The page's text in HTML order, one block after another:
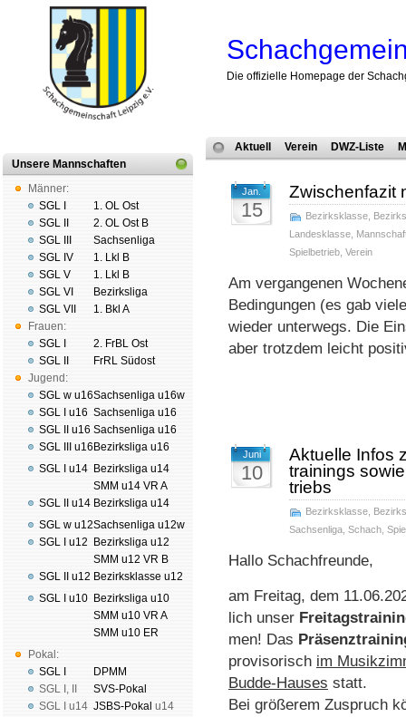
Die offizielle Homepage der
Unsere Mannschaften
Männer:
SGL I
SGL II
SGL III
SGL IV
SGL V
SGL VI
SGL VII
Frauen:
SGL I
SGL II
Jugend:
SGL w u16
SGL I u16
SGL II u16
SGL III u16
SGL I u14
SGL II u14
SGL w u12
SGL I u12
SGL II u12
SGL I u10
Pokal:
SGL I
SGL I ,
SGL I
u14
1. OL Ost
2. OL Ost B
Sachsenliga
1. Lkl B
1. Lkl B
Bezirksliga
1. Bkl A
2. FrBL Ost
FrRL Südost
Sachsenliga u16w
Sachsenliga u16
Sachsenliga u16
Bezirksliga u16
Bezirksliga u14
SMM u14 VR A
Bezirksliga u14
Sachsenliga u12w
Bezirksliga u12
SMM u12 VR B
Bezirksklasse u12
Bezirksliga u10
SMM u10 VR A
SMM u10 ER
DPMM
SVS-Pokal
JSBS-Pokal u14
Aktuell Verein DWZ-Liste
Jan.
15
Zwischenfazit
Bezirksklasse
Landesklasse
Spielbetrieb Verein
Am vergangenen
Bedingungen (es gab
wieder unterwegs. Die
aber trotzdem leicht
Juni
10
Aktuelle Infos
trai­nings
triebs
Bezirksklasse
Sachsenliga Schach
Hallo Schach­freunde,
am Freitag, dem
lich un­ser
men! Das
pro­vi­so­risch im
Budde-Hau­ses statt.
Bei größerem Zu­spruch